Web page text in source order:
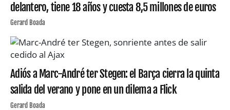
delantero, tiene 18 años y cuesta 8,5 millones de euros
Gerard Boada
Adiós a Marc-André ter Stegen: el Barça cierra la quinta
salida del verano y pone en un dilema a Flick
Gerard Boada